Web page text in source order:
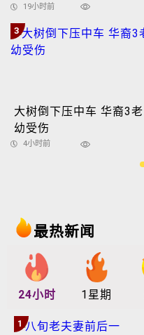
19小时前
3
大树倒下压中车 华裔3老
幼受伤
4小时前
最热新闻
24小时 1星期
1